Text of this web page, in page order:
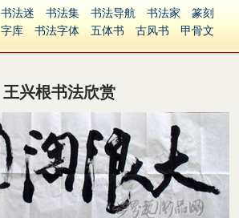
书法迷 书法集 书法导航 书法家
篆刻
字库
书法字体 五体书 古风书
甲骨文
集字
字形 大字 篆刻之家
古籍
中医 象棋 游戏
硬筆字
字体下载
免费字体 中文字体
英文字体
Ai矢量
P图宝 南无阿弥陀佛
意见反馈
安全网站
捐赠 繁體版
王兴根书法欣赏